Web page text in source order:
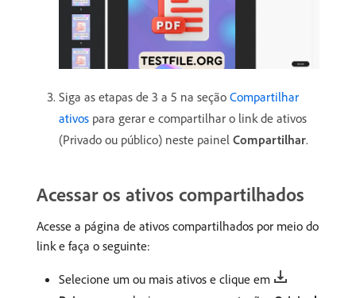
Siga as etapas de 3 a 5 na seção Compartilhar
ativos para gerar e compartilhar o link de ativos
(Privado ou público) neste painel Compartilhar.
Acessar os ativos compartilhados
Acesse a página de ativos compartilhados por meio do
link e faça o seguinte:
Selecione um ou mais ativos e clique em